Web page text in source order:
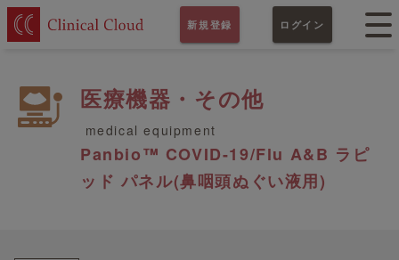
新規登録 ログイン
医療機器・その他
medical equipment
Panbio™ COVID-19/Flu A&B ラピ
ッド パネル(鼻咽頭ぬぐい液用)